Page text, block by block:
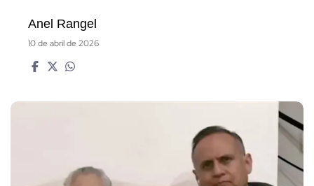
Anel Rangel
10 de abril de 2026